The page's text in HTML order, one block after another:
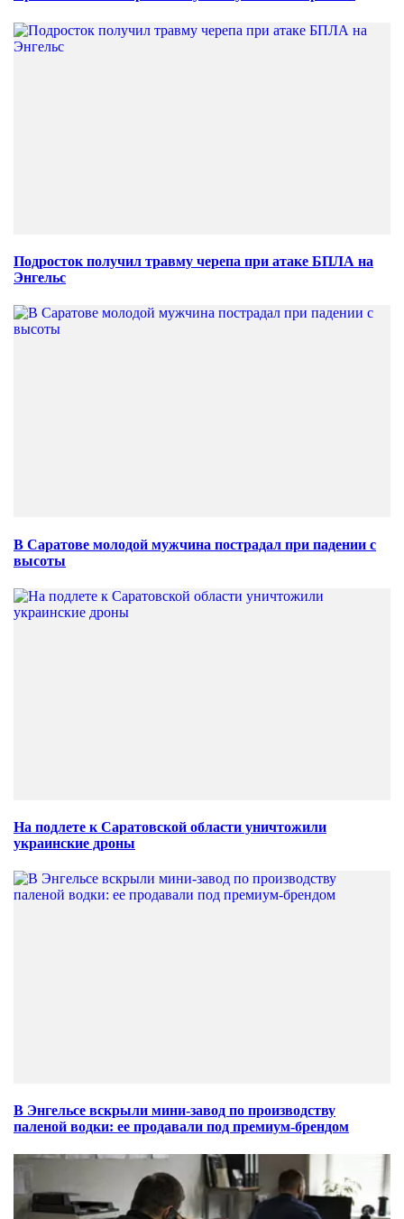
Подросток получил травму черепа при атаке БПЛА на
Энгельс
В Саратове молодой мужчина пострадал при падении с
высоты
На подлете к Саратовской области уничтожили
украинские дроны
В Энгельсе вскрыли мини-завод по производству
паленой водки: ее продавали под премиум-брендом